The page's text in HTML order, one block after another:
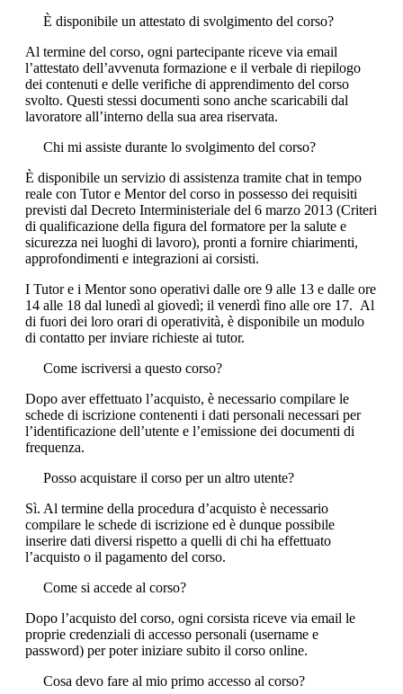
È disponibile un attestato di svolgimento del corso?
Al termine del corso, ogni partecipante riceve via email
l’attestato dell’avvenuta formazione e il verbale di riepilogo
dei contenuti e delle verifiche di apprendimento del corso
svolto. Questi stessi documenti sono anche scaricabili dal
lavoratore all’interno della sua area riservata.
Chi mi assiste durante lo svolgimento del corso?
È disponibile un servizio di assistenza tramite chat in tempo
reale con Tutor e Mentor del corso in possesso dei requisiti
previsti dal Decreto Interministeriale del 6 marzo 2013 (Criteri
di qualificazione della figura del formatore per la salute e
sicurezza nei luoghi di lavoro), pronti a fornire chiarimenti,
approfondimenti e integrazioni ai corsisti.
I Tutor e i Mentor sono operativi dalle ore 9 alle 13 e dalle ore
14 alle 18 dal lunedì al giovedì; il venerdì fino alle ore 17. Al
di fuori dei loro orari di operatività, è disponibile un modulo
di contatto per inviare richieste ai tutor.
Come iscriversi a questo corso?
Dopo aver effettuato l’acquisto, è necessario compilare le
schede di iscrizione contenenti i dati personali necessari per
l’identificazione dell’utente e l’emissione dei documenti di
frequenza.
Posso acquistare il corso per un altro utente?
Sì. Al termine della procedura d’acquisto è necessario
compilare le schede di iscrizione ed è dunque possibile
inserire dati diversi rispetto a quelli di chi ha effettuato
l’acquisto o il pagamento del corso.
Come si accede al corso?
Dopo l’acquisto del corso, ogni corsista riceve via email le
proprie credenziali di accesso personali (username e
password) per poter iniziare subito il corso online.
Cosa devo fare al mio primo accesso al corso?